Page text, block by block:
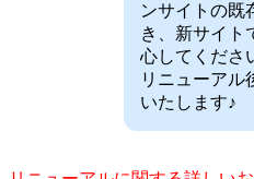
ンサイトの既
き、新サイト
心してくださ
リニューアル
いたします♪